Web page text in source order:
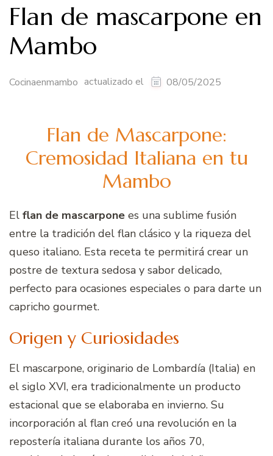
Flan de mascarpone en
Mambo
Cocinaenmambo actualizado el 08/05/2025
Flan de Mascarpone:
Cremosidad Italiana en tu
Mambo
El flan de mascarpone es una sublime fusión
entre la tradición del flan clásico y la riqueza del
queso italiano. Esta receta te permitirá crear un
postre de textura sedosa y sabor delicado,
perfecto para ocasiones especiales o para darte un
capricho gourmet.
Origen y Curiosidades
El mascarpone, originario de Lombardía (Italia) en
el siglo XVI, era tradicionalmente un producto
estacional que se elaboraba en invierno. Su
incorporación al flan creó una revolución en la
repostería italiana durante los años 70,